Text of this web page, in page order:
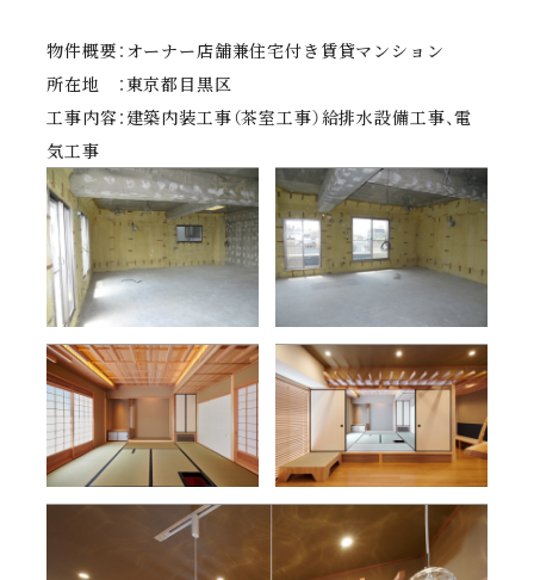
物件概要：オーナー店舗兼住宅付き賃貸マンション
所在地 ：東京都目黒区
工事内容：建築内装工事（茶室工事）給排水設備工事、電
気工事